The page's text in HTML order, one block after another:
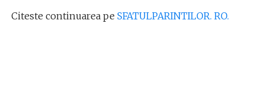
Citeste continuarea pe SFATULPARINTILOR. RO.